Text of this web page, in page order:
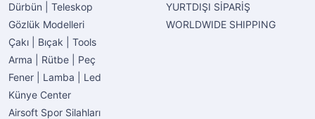
Dürbün | Teleskop
Gözlük Modelleri
Çakı | Bıçak | Tools
Arma | Rütbe | Peç
Fener | Lamba | Led
Künye Center
Airsoft Spor Silahları
YURTDIŞI SİPARİŞ
WORLDWIDE SHIPPING